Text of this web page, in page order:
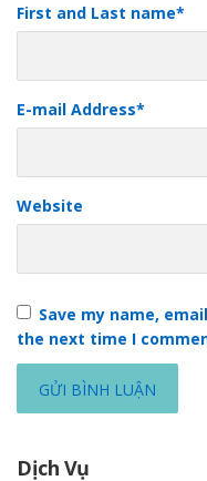
First and Last name*
E-mail Address*
Website
Save my name,
the next time I
Dịch Vụ